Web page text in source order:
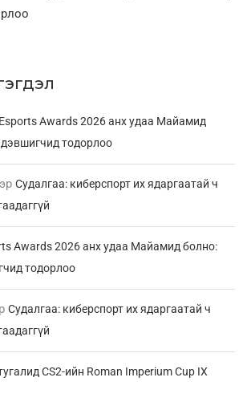
Esports Awards 2026 анх удаа Майамид
тодорлоо
Судалгаа: киберспорт их ядаргаатай ч
Awards 2026 анх удаа Майамид болно:
тодорлоо
Судалгаа: киберспорт их ядаргаатай ч
CS2-ийн Roman Imperium Cup IX